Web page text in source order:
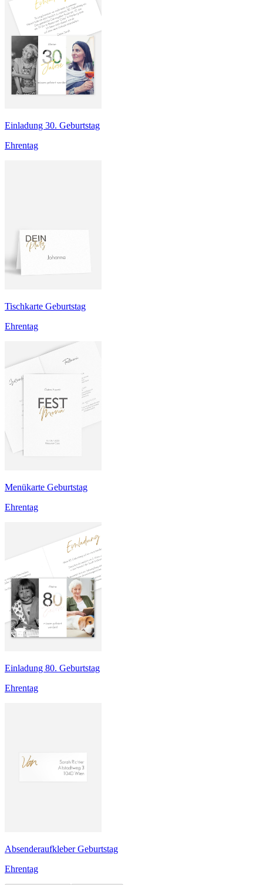
Einladung 30. Geburtstag
Ehrentag
Tischkarte Geburtstag
Ehrentag
Menükarte Geburtstag
Ehrentag
Einladung 80. Geburtstag
Ehrentag
Absenderaufkleber Geburtstag
Ehrentag